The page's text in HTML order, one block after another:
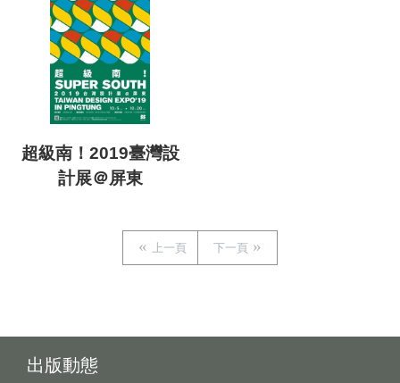
超級南！2019臺灣設
計展＠屏東
上一頁 下一頁
出版動態